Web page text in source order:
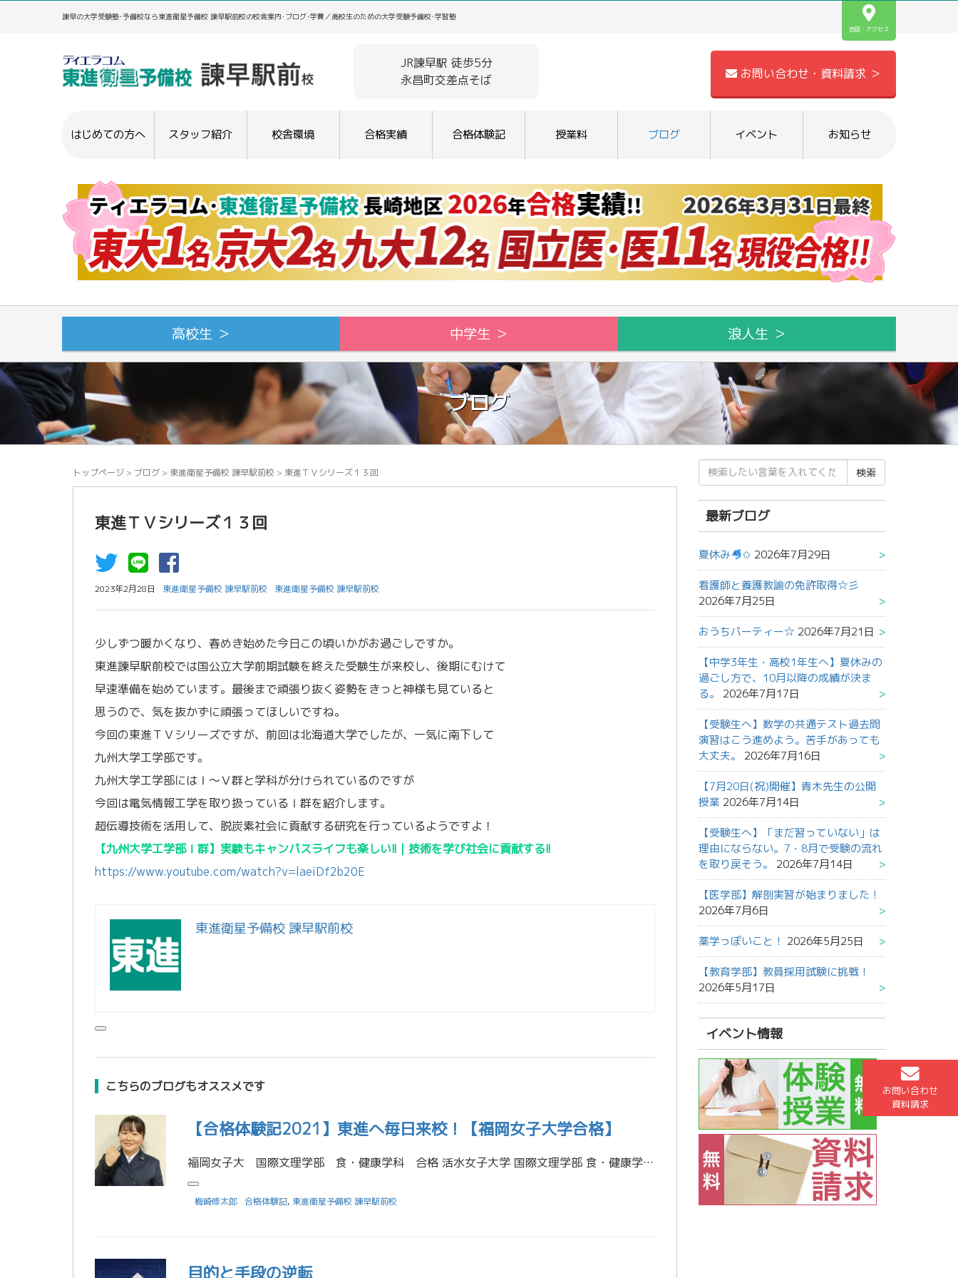
諫早の大学受験塾･予備校なら東進衛星予備校 諫早駅前校の校舎案内･ブログ･学費／高校生のための大学受験予備校･学習塾
地図・アクセス
JR諫早駅 徒歩5分
永昌町交差点そば
お問い合わせ・資料請求 ＞
はじめての方へ スタッフ紹介 校舎環境 合格実績 合格体験記 授業料 ブログ イベント お知らせ
高校生 ＞ 中学生 ＞ 浪人生 ＞
お問い合わせ
資料請求
ブログ
トップページ > ブログ > 東進衛星予備校 諫早駅前校 > 東進ＴＶシリーズ１３回
東進ＴＶシリーズ１３回
2023年2月28日 東進衛星予備校 諫早駅前校 東進衛星予備校 諫早駅前校
少しずつ暖かくなり、春めき始めた今日この頃いかがお過ごしですか。
東進諫早駅前校では国公立大学前期試験を終えた受験生が来校し、後期にむけて
早速準備を始めています。最後まで頑張り抜く姿勢をきっと神様も見ていると
思うので、気を抜かずに頑張ってほしいですね。
今回の東進ＴＶシリーズですが、前回は北海道大学でしたが、一気に南下して
九州大学工学部です。
九州大学工学部にはⅠ～Ⅴ群と学科が分けられているのですが
今回は電気情報工学を取り扱っているⅠ群を紹介します。
超伝導技術を活用して、脱炭素社会に貢献する研究を行っているようですよ！
【九州大学工学部Ⅰ群】実験もキャンパスライフも楽しい!!｜技術を学び社会に貢献する!!
https://www.youtube.com/watch?v=laeiDf2b20E
東進衛星予備校 諫早駅前校
こちらのブログもオススメです
【合格体験記2021】東進へ毎日来校！【福岡女子大学合格】
福岡女子大 国際文理学部 食・健康学科 合格 活水女子大学 国際文理学部 食・健康学科 合格 中村学園大学 栄養科学部 栄養科学科 合格 森田千絵さん (諌早高等学校 卒業) 受験に役立った勉強法を教えてください。 リス […]
梅崎修太郎 合格体験記, 東進衛星予備校 諫早駅前校
目的と手段の逆転
検
索
結
果:
最新ブログ
夏休み ✩ 2026年7月29日
看護師と養護教諭の免許取得☆彡
2026年7月25日
おうちパーティー☆ 2026年7月21日
【中学3年生・高校1年生へ】夏休みの
過ごし方で、10月以降の成績が決ま
る。
2026年7月17日
【受験生へ】数学の共通テスト過去問
演習はこう進めよう。苦手があっても
大丈夫。
2026年7月16日
【7月20日(祝)開催】青木先生の公開
授業 2026年7月14日
【受験生へ】「まだ習っていない」は
理由にならない。7・8月で受験の流れ
を取り戻そう。
2026年7月14日
【医学部】解剖実習が始まりました！
2026年7月6日
薬学っぽいこと！ 2026年5月25日
【教育学部】教員採用試験に挑戦！
2026年5月17日
イベント情報